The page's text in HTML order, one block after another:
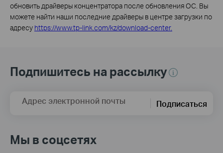
обновить драйверы концентратора после обновления ОС. Вы
можете найти наши последние драйверы в центре загрузки по
адресу https://www.tp-link.com/kz/download-center.
Подпишитесь на рассылку
Адрес электронной почты Подписаться
Мы в соцсетях